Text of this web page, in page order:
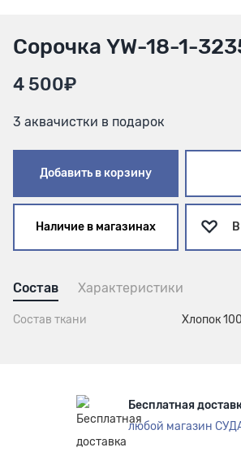
Сорочка YW-18-1-
4 500₽
3 аквачистки в подарок
Добавить в корзину
Наличие в магазинах
Состав Характеристики
Состав ткани Хлопок
Бесплатная
любой магазин